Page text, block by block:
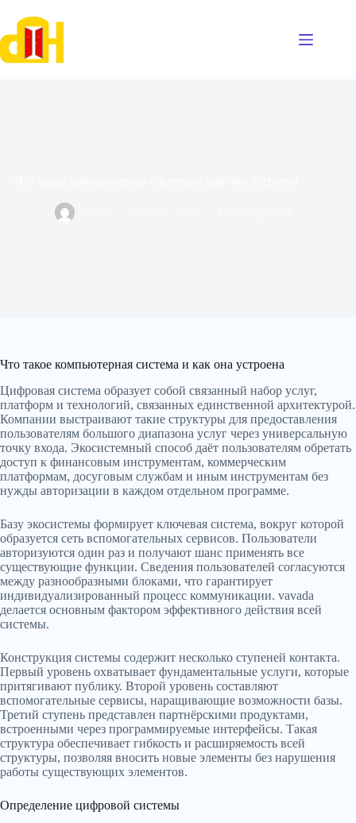
content
Что такое компьютерная система и как она устроена
Цифровая система образует собой связанный набор услуг,
платформ и технологий, связанных единственной архитектурой.
Компании выстраивают такие структуры для предоставления
пользователям большого диапазона услуг через универсальную
точку входа. Экосистемный способ даёт пользователям обретать
доступ к финансовым инструментам, коммерческим
платформам, досуговым службам и иным инструментам без
нужды авторизации в каждом отдельном программе.
Базу экосистемы формирует ключевая система, вокруг которой
образуется сеть вспомогательных сервисов. Пользователи
авторизуются один раз и получают шанс применять все
существующие функции. Сведения пользователей согласуются
между разнообразными блоками, что гарантирует
индивидуализированный процесс коммуникации. vavada
делается основным фактором эффективного действия всей
системы.
Конструкция системы содержит несколько ступеней контакта.
Первый уровень охватывает фундаментальные услуги, которые
притягивают публику. Второй уровень составляют
вспомогательные сервисы, наращивающие возможности базы.
Третий ступень представлен партнёрскими продуктами,
встроенными через программируемые интерфейсы. Такая
структура обеспечивает гибкость и расширяемость всей
структуры, позволяя вносить новые элементы без нарушения
работы существующих элементов.
Определение цифровой системы